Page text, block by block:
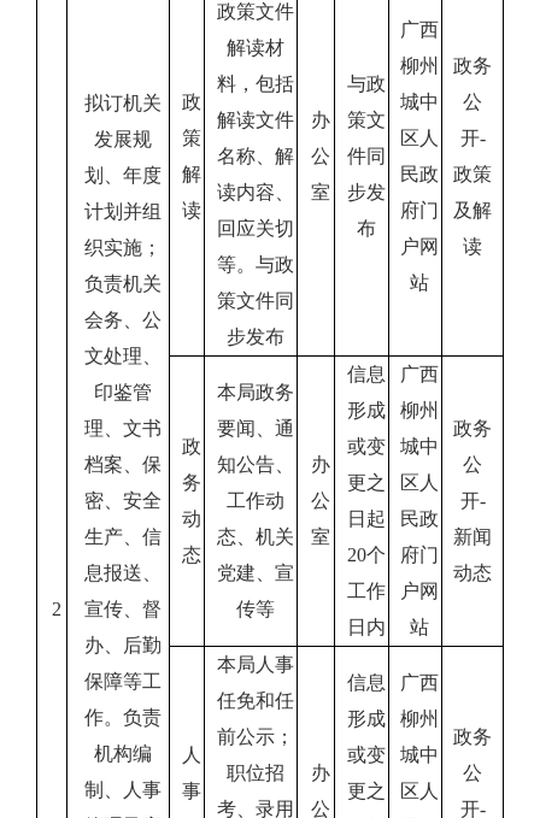
2
拟订机关
发展规
划、年度
计划并组
织实施；
负责机关
会务、公
文处理、
印鉴管
理、文书
档案、保
密、安全
生产、信
息报送、
宣传、督
办、后勤
保障等工
作。负责
机构编
制、人事
政
策
解
读
政策文件
解读材
料，包括
解读文件
名称、解
读内容、
回应关切
等。与政
策文件同
步发布
办
公
室
与政
策文
件同
步发
布
广西
柳州
城中
区人
民政
府门
户网
站
政务
公
开-
政策
及解
读
政
务
动
态
本局政务
要闻、通
知公告、
工作动
态、机关
党建、宣
传等
办
公
室
信息
形成
或变
更之
日起
20个
工作
日内
广西
柳州
城中
区人
民政
府门
户网
站
政务
公
开-
新闻
动态
人
事
本局人事
任免和任
前公示；
职位招
考、录用
办
公
信息
形成
或变
更之
广西
柳州
城中
区人
政务
公
开-